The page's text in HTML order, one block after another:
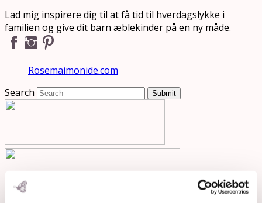
Lad mig inspirere dig til at få tid til hverdagslykke i
familien og give dit barn æblekinder på en ny måde.
Rosemaimonide.com
Search
Submit